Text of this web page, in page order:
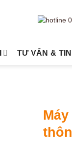
TƯ VẤN &